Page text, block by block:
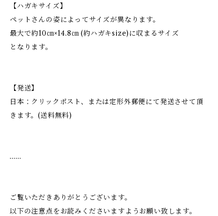
【ハガキサイズ】
ペットさんの姿によってサイズが異なります。
最大で約10㎝×14.8㎝ (約ハガキsize)に収まるサイズ
となります。
【発送】
日本：クリックポスト、または定形外郵便にて発送させて頂
きます。(送料無料)
……
ご覧いただきありがとうございます。
以下の注意点をお読みくださいますようお願い致します。